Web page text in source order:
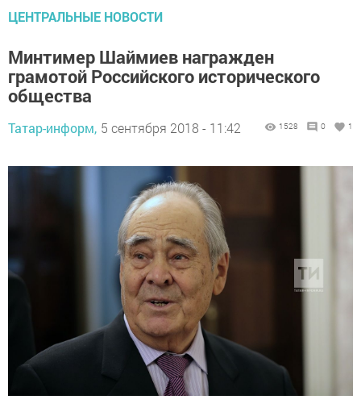
ЦЕНТРАЛЬНЫЕ НОВОСТИ
Минтимер Шаймиев награжден
грамотой Российского исторического
общества
Татар-информ, 5 сентября 2018 - 11:42 1528 0 1